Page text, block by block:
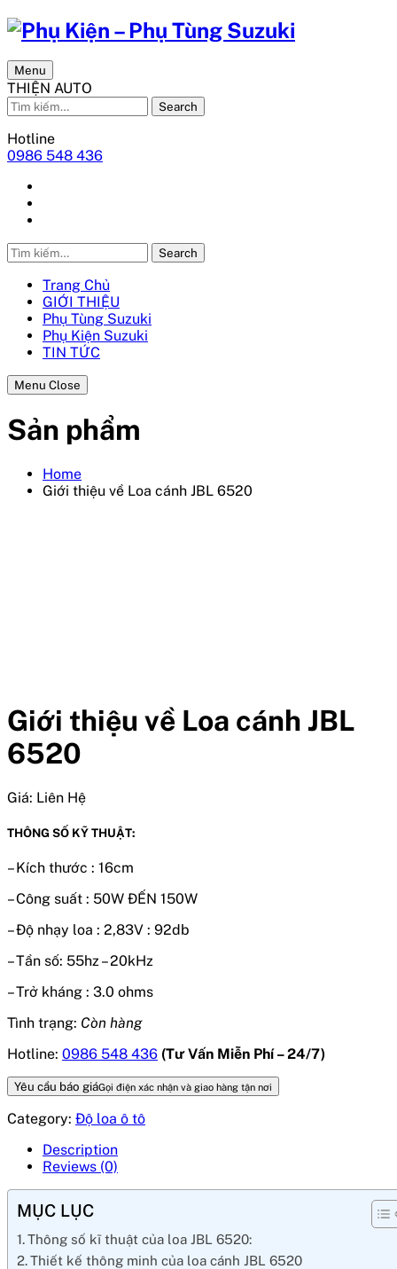
Menu
THIỆN AUTO
Search
Hotline
0986 548 436
Search
Trang Chủ
GIỚI THIỆU
Phụ Tùng Suzuki
Phụ Kiện Suzuki
TIN TỨC
Menu Close
Sản phẩm
Home
Giới thiệu về Loa cánh JBL 6520
Giới thiệu về Loa cánh JBL
6520
Giá: Liên Hệ
THÔNG SỐ KỸ THUẬT:
– Kích thước : 16cm
– Công suất : 50W ĐẾN 150W
– Độ nhạy loa : 2,83V : 92db
– Tần số: 55hz – 20kHz
– Trở kháng : 3.0 ohms
Tình trạng: Còn hàng
Hotline: 0986 548 436 (Tư Vấn Miễn Phí – 24/7)
Yêu cầu báo giáGọi điện xác nhận và giao hàng tận nơi
Category: Độ loa ô tô
Description
Reviews (0)
MỤC LỤC
Thông số kĩ thuật của loa JBL 6520:
Thiết kế thông minh của loa cánh JBL 6520